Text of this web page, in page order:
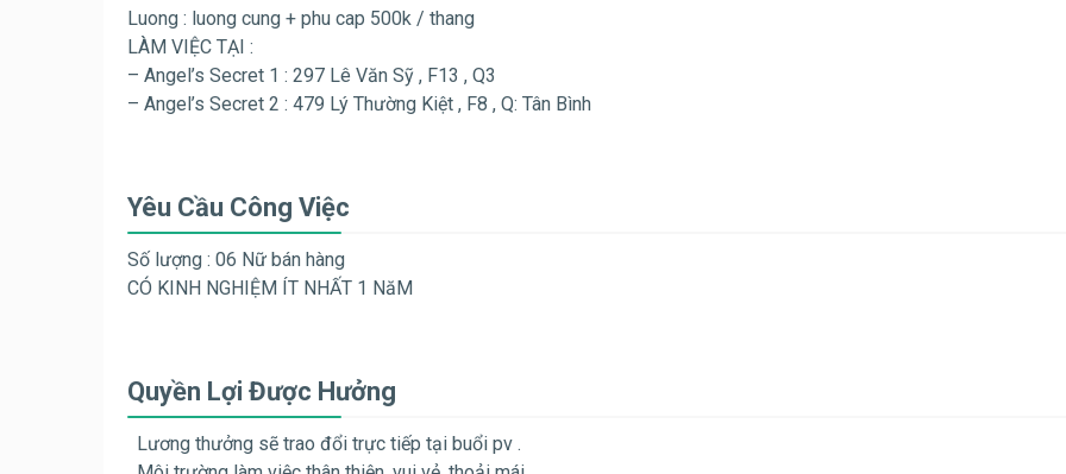
Luong : luong cung + phu cap 500k / thang
LÀM VIỆC TẠI :
– Angel’s Secret 1 : 297 Lê Văn Sỹ , F13 , Q3
– Angel’s Secret 2 : 479 Lý Thường Kiệt , F8 , Q: Tân Bình
Yêu Cầu Công Việc
Số lượng : 06 Nữ bán hàng
CÓ KINH NGHIỆM ÍT NHẤT 1 NăM
Quyền Lợi Được Hưởng
Lương thưởng sẽ trao đổi trực tiếp tại buổi pv .